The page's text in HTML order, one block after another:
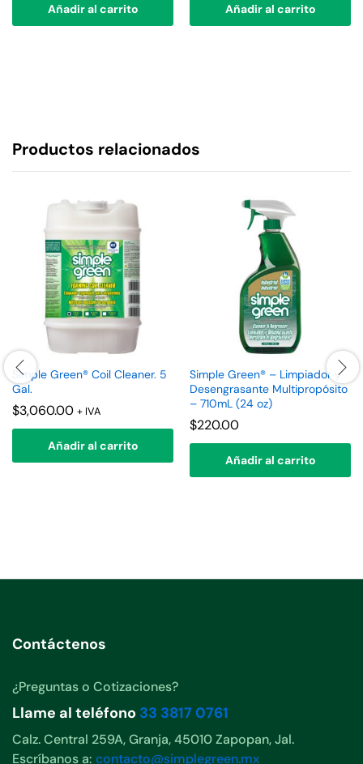
Añadir al carrito Añadir al carrito
Productos relacionados
Simple Green® Coil Cleaner. 5
Gal.
$3,060.00 + IVA
Añadir al carrito
Simple Green® – Limpiador y
Desengrasante Multipropósito
– 710mL (24 oz)
$220.00
Añadir al carrito
Contáctenos
¿Preguntas o Cotizaciones?
Llame al teléfono 33 3817 0761
Calz. Central 259A, Granja, 45010 Zapopan, Jal.
Escríbanos a: contacto@simplegreen.mx